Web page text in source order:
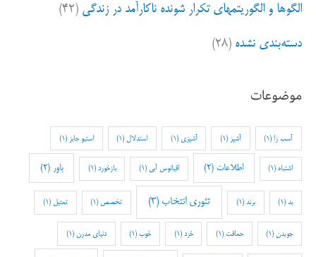
الگوها و الگوریتمهای تکرار شونده ناکارآمد در زندگی (۴۲)
دسته‌بندی نشده (۲۸)
موضوعات
آسب زا (1) آشپز (1) آشپزی (1) استدلال (1) استیو جابز (1)
اشتباه (1) اطلاعات (2) اقیانوس آبی (1) بازخورد (1) باور (2)
بد(1) برند (1) تئوری انتخاب (3) تخصص (1) تمثیل (1)
جویدن (1) حماقت (1) خرد (1) خوب(1) دنیای مدرن (1)